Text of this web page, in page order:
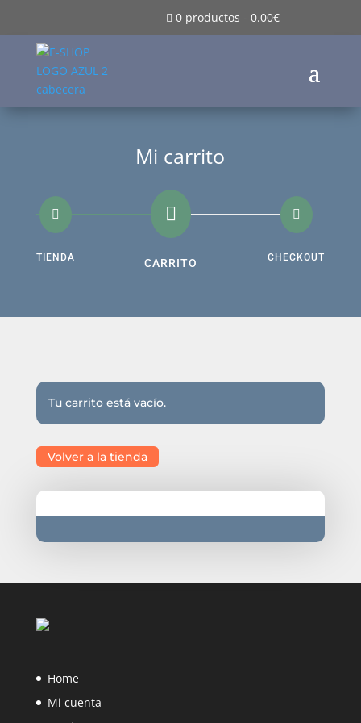
 0 productos - 0.00€
Mi carrito

TIENDA

CARRITO

CHECKOUT
Tu carrito está vacío.
Volver a la tienda
Home
Mi cuenta